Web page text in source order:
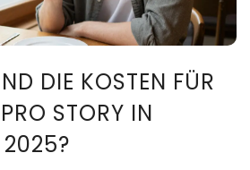
DIE KOSTEN FÜR
STORY IN
2025?